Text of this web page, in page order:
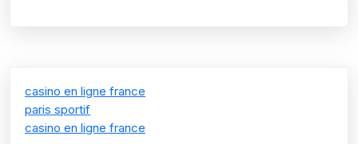
casino en ligne france
paris sportif
casino en ligne france